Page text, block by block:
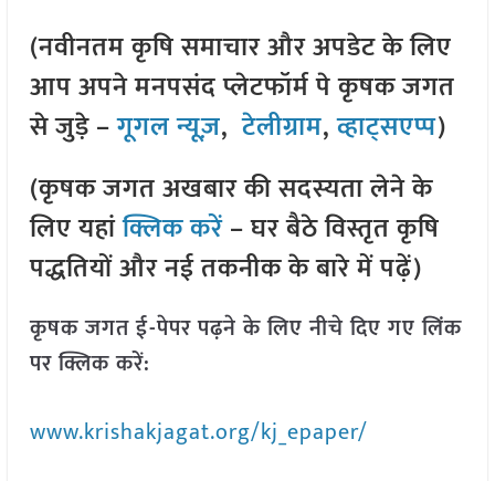
(नवीनतम कृषि समाचार और अपडेट के लिए
आप अपने मनपसंद प्लेटफॉर्म पे कृषक जगत
से जुड़े –गूगल न्यूज़,टेलीग्राम,व्हाट्सएप्प)
(कृषक जगत अखबार की सदस्यता लेने के
लिए यहांक्लिक करें– घर बैठे विस्तृत कृषि
पद्धतियों और नई तकनीक के बारे में पढ़ें)
कृषक जगत ई-पेपर पढ़ने के लिए नीचे दिए गए लिंक
पर क्लिक करें:
www.krishakjagat.org/kj_epaper/